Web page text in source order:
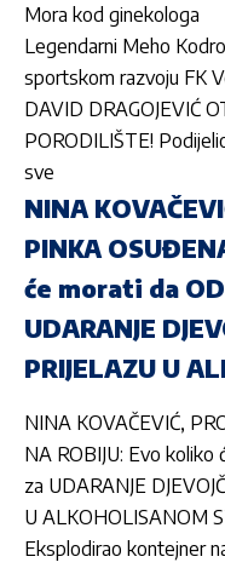
Mora kod ginekologa
Legendarni Meho
sportskom razvoju FK
DAVID DRAGOJEVIĆ
PORODILIŠTE!
sve
NINA
PINKA
će morati da
UDARANJE
PRIJELAZU U
NINA KOVAČEVIĆ,
NA ROBIJU: Evo
za UDARANJE
U ALKOHOLISANOM
Eksplodirao kontejner